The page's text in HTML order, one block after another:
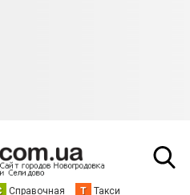
Справочная Т Такси